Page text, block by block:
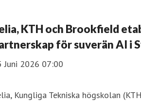
KTH och Brookfield
för suverän AI i
Juni 2026 07:00
Kungliga Tekniska högskolan